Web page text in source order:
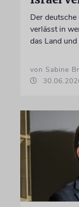
Der
verlässt in
das Land
von Sabine